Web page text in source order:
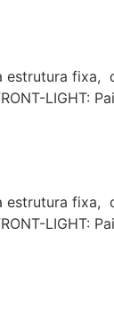
estrutura fixa,
LIGHT:
estrutura fixa,
LIGHT: